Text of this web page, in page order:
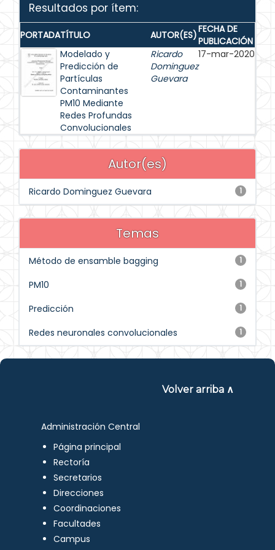
Resultados por ítem:
PORTADATÍTULO AUTOR(ES)FECHA DE
PUBLICACIÓN
Modelado y
Predicción de
Partículas
Contaminantes
PM10 Mediante
Redes Profundas
Convolucionales
Ricardo
Dominguez
Guevara
17-mar-2020
Autor(es)
1
Ricardo Dominguez Guevara
Temas
1
Método de ensamble bagging
1
PM10
1
Predicción
1
Redes neuronales convolucionales
Volver arriba ∧
Administración Central
Página principal
Rectoría
Secretarios
Direcciones
Coordinaciones
Facultades
Campus